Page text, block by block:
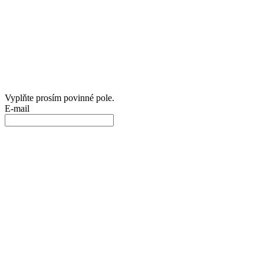
Vyplňte prosím povinné pole.
E-mail